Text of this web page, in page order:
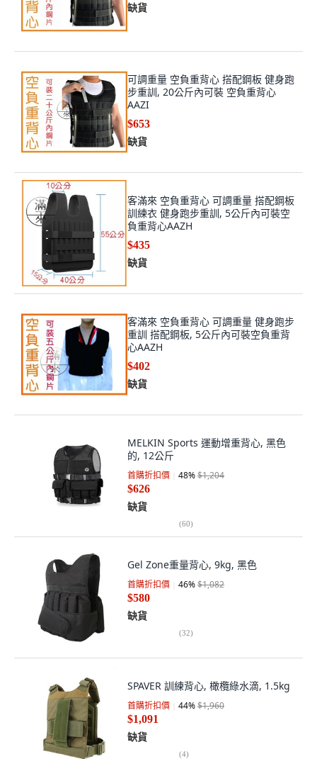
缺貨
可調重量 空負重背心 搭配鋼板 健身跑
步重訓, 20公斤內可裝 空負重背心
AAZI
$653
缺貨
客滿來 空負重背心 可調重量 搭配鋼板
訓練衣 健身跑步重訓, 5公斤內可裝空
負重背心AAZH
$435
缺貨
客滿來 空負重背心 可調重量 健身跑步
重訓 搭配鋼板, 5公斤內可裝空負重背
心AAZH
$402
缺貨
MELKIN Sports 運動增重背心, 黑色
的, 12公斤
首購折扣價 48%$1,204
$626
缺貨
(60)
Gel Zone重量背心, 9kg, 黑色
首購折扣價 46%$1,082
$580
缺貨
(32)
SPAVER 訓練背心, 橄欖綠水滴, 1.5kg
首購折扣價 44%$1,960
$1,091
缺貨
(4)